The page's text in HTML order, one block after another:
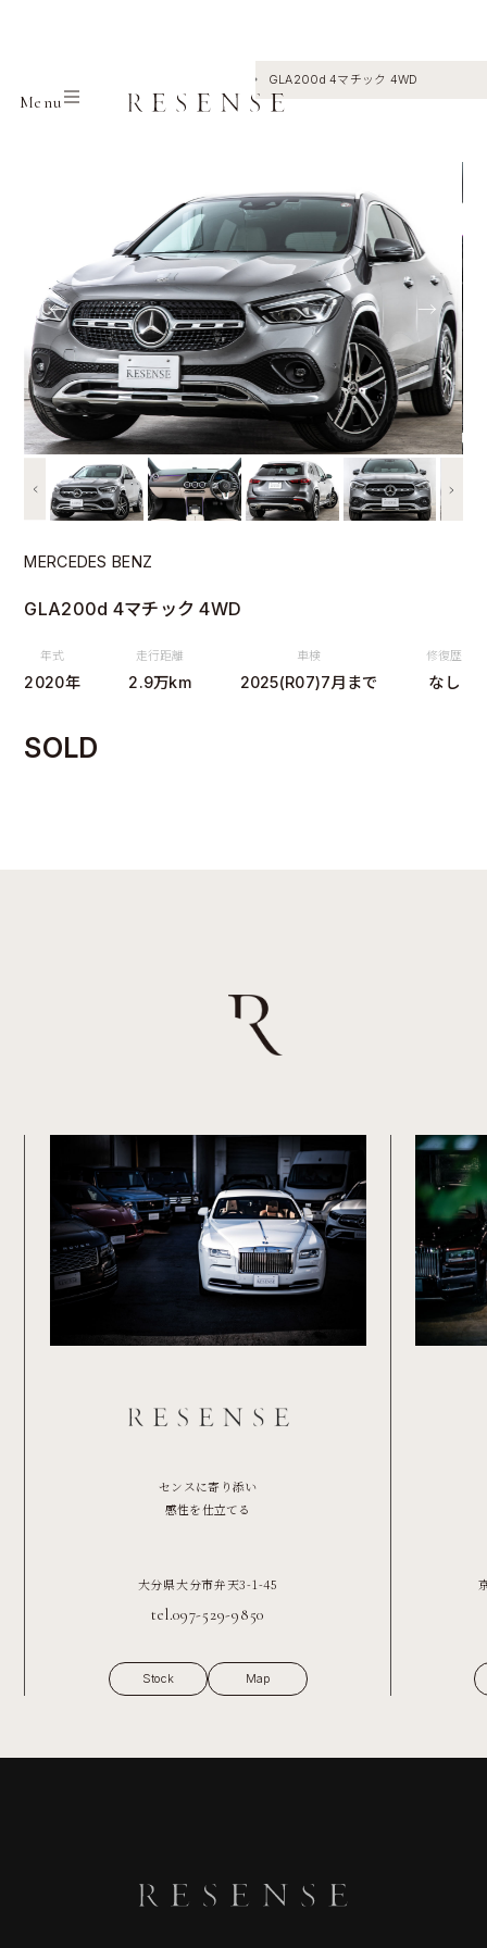
Menu
GLA200d 4マチック 4WD
← →
MERCEDES BENZ
GLA200d 4マチック 4WD
年式
2020年
走行距離
2.9万km
車検
2025(R07)7月まで
修復歴
なし
SOLD
センスに寄り添い
感性を仕立てる
大分県大分市弁天3-1-45
tel.097-529-9850
Stock Map